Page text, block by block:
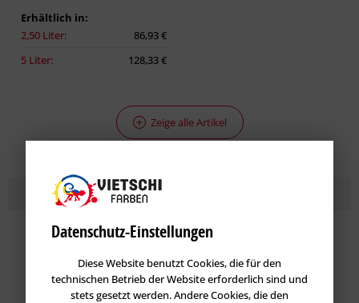
Erhältlich in:
2,50 Liter:
86,93 €
5 Liter:
128,33 €
Zeige alle Artikel
TopsellerKreativprodukte
Datenschutz-Einstellungen
Diese Website benutzt Cookies, die für den
technischen Betrieb der Website erforderlich sind und
stets gesetzt werden. Andere Cookies, die den